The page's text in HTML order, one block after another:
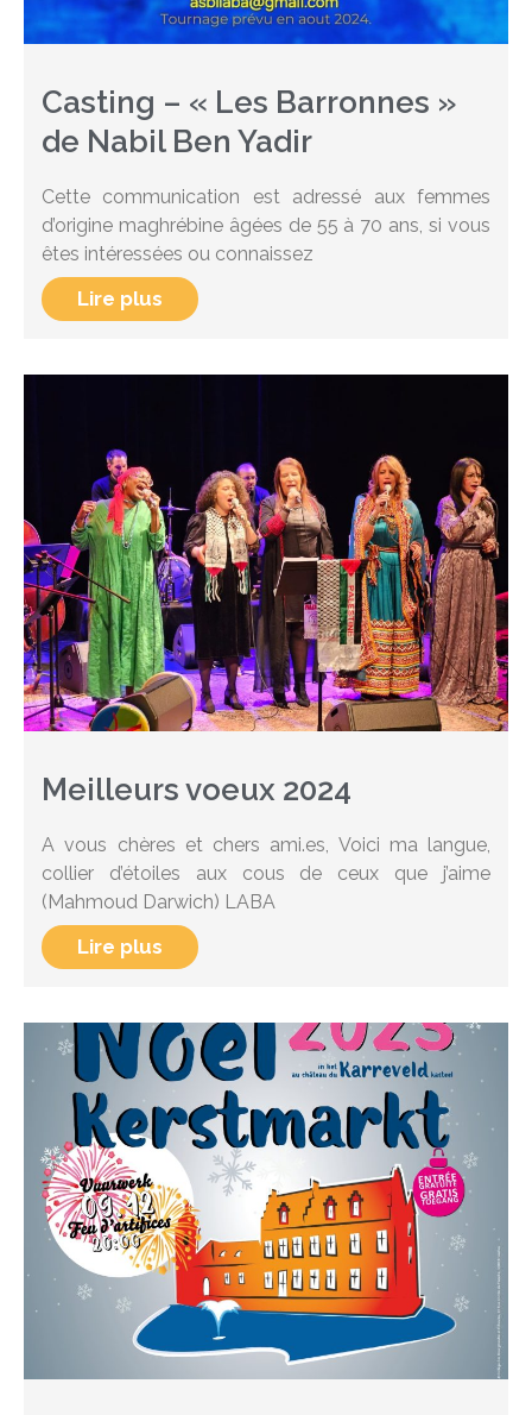
Casting – « Les Barronnes »
de Nabil Ben Yadir
Cette communication est adressé aux femmes
d’origine maghrébine âgées de 55 à 70 ans, si vous
êtes intéressées ou connaissez
Lire plus
Meilleurs voeux 2024
A vous chères et chers ami.es, Voici ma langue,
collier d’étoiles aux cous de ceux que j’aime
(Mahmoud Darwich) LABA
Lire plus